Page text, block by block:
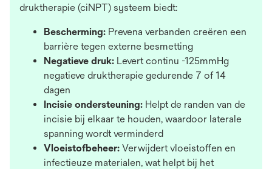
druktherapie (ciNPT) systeem biedt:
Bescherming: Prevena verbanden creëren een
barrière tegen externe besmetting
Negatieve druk: Levert continu -125mmHg
negatieve druktherapie gedurende 7 of 14
dagen
Incisie ondersteuning: Helpt de randen van de
incisie bij elkaar te houden, waardoor laterale
spanning wordt verminderd
Vloeistofbeheer: Verwijdert vloeistoffen en
infectieuze materialen, wat helpt bij het